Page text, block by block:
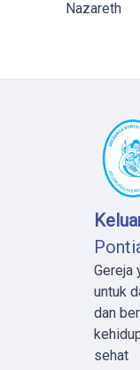
Nazareth
Gereja
untuk
dan
sehat